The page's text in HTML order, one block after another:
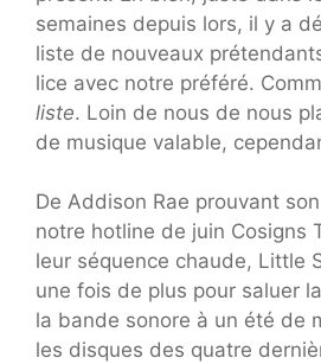
semaines depuis lors, il y a
liste de nouveaux
lice avec notre préféré.
liste. Loin de nous de nous
de musique valable,
De Addison Rae prouvant
notre hotline de juin Cosigns
leur séquence chaude, Little
une fois de plus pour saluer
la bande sonore à un été de
les disques des quatre